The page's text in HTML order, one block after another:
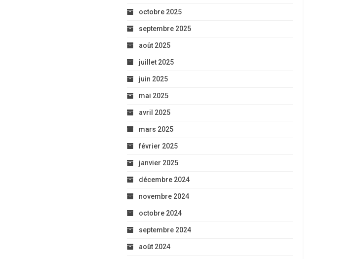
octobre 2025
septembre 2025
août 2025
juillet 2025
juin 2025
mai 2025
avril 2025
mars 2025
février 2025
janvier 2025
décembre 2024
novembre 2024
octobre 2024
septembre 2024
août 2024